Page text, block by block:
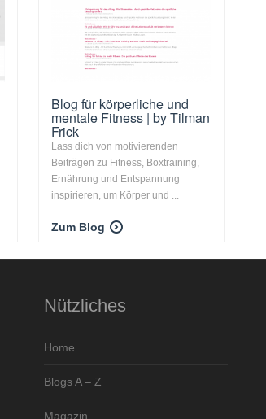
Blog für körperliche und
mentale Fitness | by Tilman
Frick
Lass dich von motivierenden
Beiträgen zu Fitness, Boxtraining,
Ernährung und Entspannung
inspirieren, um Körper und ...
Zum Blog
Nützliches
Home
Blogs A – Z
Magazin